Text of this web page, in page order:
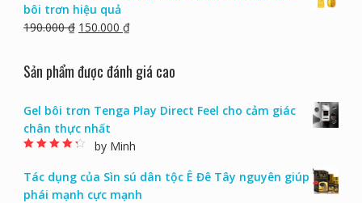
bôi trơn hiệu quả
190.000₫ 150.000 ₫
Sản phẩm được đánh giá cao
Gel bôi trơn Tenga Play Direct Feel cho cảm giác
chân thực nhất
by Minh
Tác dụng của Sìn sú dân tộc Ê Đê Tây nguyên giúp
phái mạnh cực mạnh